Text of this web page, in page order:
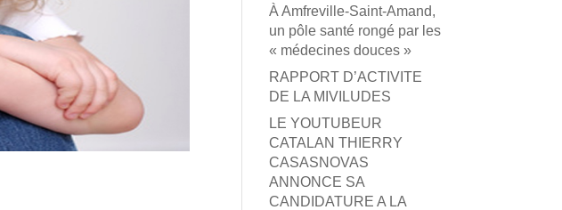
À Amfreville-Saint-Amand,
un pôle santé rongé par les
« médecines douces »
RAPPORT D’ACTIVITE
DE LA MIVILUDES
LE YOUTUBEUR
CATALAN THIERRY
CASASNOVAS
ANNONCE SA
CANDIDATURE A LA